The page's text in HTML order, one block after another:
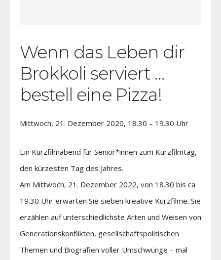
Wenn das Leben dir
Brokkoli serviert …
bestell eine Pizza!
Mittwoch, 21. Dezember 2020, 18.30 – 19.30 Uhr
Ein Kurzfilmabend für Senior*innen zum Kurzfilmtag,
den kürzesten Tag des Jahres.
Am Mittwoch, 21. Dezember 2022, von 18.30 bis ca.
19.30 Uhr erwarten Sie sieben kreative Kurzfilme. Sie
erzählen auf unterschiedlichste Arten und Weisen von
Generationskonflikten, gesellschaftspolitischen
Themen und Biografien voller Umschwünge – mal